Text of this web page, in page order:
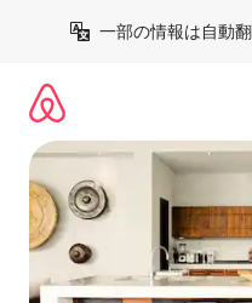
一部の情報は自動